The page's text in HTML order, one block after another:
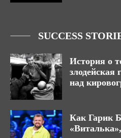
SUCCESS
История о
злодейская
над
Как Гарик